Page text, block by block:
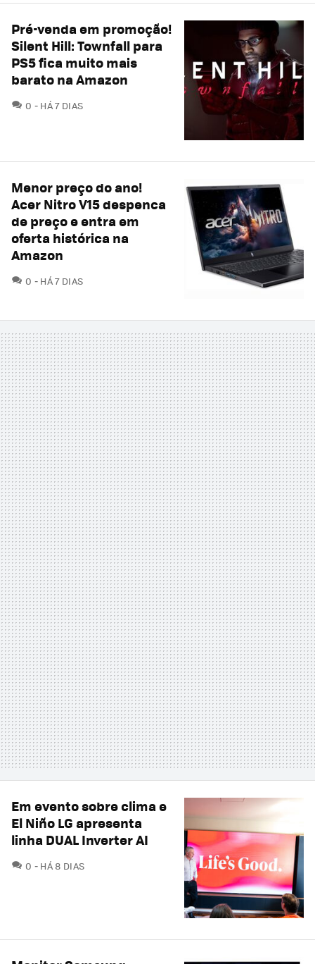
Pré-venda em promoção!
Silent Hill: Townfall para
PS5 fica muito mais
barato na Amazon
0 COMENTÁRIOS
HÁ 7 DIAS
Menor preço do ano!
Acer Nitro V15 despenca
de preço e entra em
oferta histórica na
Amazon
0 COMENTÁRIOS
HÁ 7 DIAS
Em evento sobre clima e
El Niño LG apresenta
linha DUAL Inverter AI
0 COMENTÁRIOS
HÁ 8 DIAS